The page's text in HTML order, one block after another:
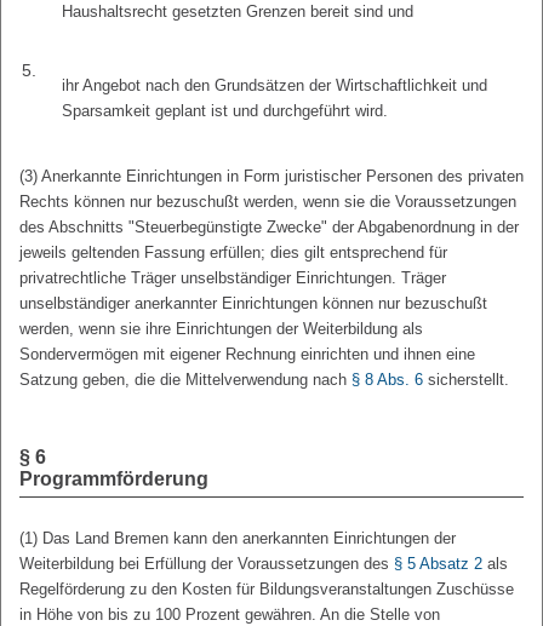
Haushaltsrecht gesetzten Grenzen bereit sind und
5.
ihr Angebot nach den Grundsätzen der Wirtschaftlichkeit und
Sparsamkeit geplant ist und durchgeführt wird.
(3) Anerkannte Einrichtungen in Form juristischer Personen des privaten
Rechts können nur bezuschußt werden, wenn sie die Voraussetzungen
des Abschnitts "Steuerbegünstigte Zwecke" der Abgabenordnung in der
jeweils geltenden Fassung erfüllen; dies gilt entsprechend für
privatrechtliche Träger unselbständiger Einrichtungen. Träger
unselbständiger anerkannter Einrichtungen können nur bezuschußt
werden, wenn sie ihre Einrichtungen der Weiterbildung als
Sondervermögen mit eigener Rechnung einrichten und ihnen eine
Satzung geben, die die Mittelverwendung nach § 8 Abs. 6 sicherstellt.
§ 6
Programmförderung
(1) Das Land Bremen kann den anerkannten Einrichtungen der
Weiterbildung bei Erfüllung der Voraussetzungen des § 5 Absatz 2 als
Regelförderung zu den Kosten für Bildungsveranstaltungen Zuschüsse
in Höhe von bis zu 100 Prozent gewähren. An die Stelle von